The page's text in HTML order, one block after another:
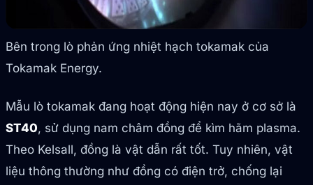
Bên trong lò phản ứng nhiệt hạch tokamak của
Tokamak Energy.
Mẫu lò tokamak đang hoạt động hiện nay ở cơ sở là
ST40, sử dụng nam châm đồng để kìm hãm plasma.
Theo Kelsall, đồng là vật dẫn rất tốt. Tuy nhiên, vật
liệu thông thường như đồng có điện trở, chống lại